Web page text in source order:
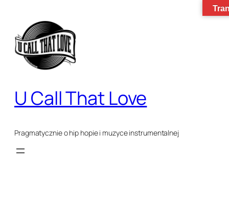
treści
U Call That Love
Pragmatycznie o hip hopie i muzyce instrumentalnej